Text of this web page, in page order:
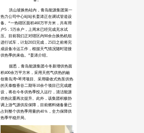
洪山坡换热站内，青岛能源集团第一
热力公司中心站站长姜涛正在调试管道设
备。“一热辖区面积460万平方米，共有用
户5．5万余户，上周末已经完成充水试
压。目前我们正对辖区内90余台换热机组
进行试车，计划20日完成，25日之前将完
成设备冷运工作，根据天气情况随时迎接
供热季的来临。”姜涛介绍。
据悉，青岛能源集团今冬新增供热面
积400余万平方米，采用天然气供热的融
创青岛湾•琴湾项目、采用吸收式热泵供热
的天泰馥香谷二期等10余个项目已完成建
设，将在今冬供热季投入运行，清洁能源
供热比重再次提升。此外，该集团积极协
调上游气源供应保障，目前燃料储备量已
占到整个供热季用量的40％，全力保障供
热季平稳开局。